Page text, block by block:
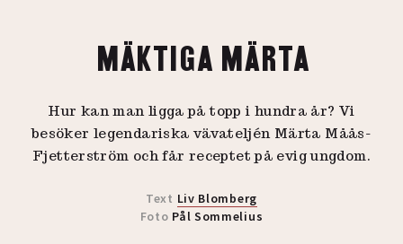
MÄKTIGA MÄRTA
Hur kan man ligga på topp i hundra år? Vi
besöker legendariska vävateljén Märta Måås-
Fjetterström och får receptet på evig ungdom.
Text Liv Blomberg
Foto Pål Sommelius